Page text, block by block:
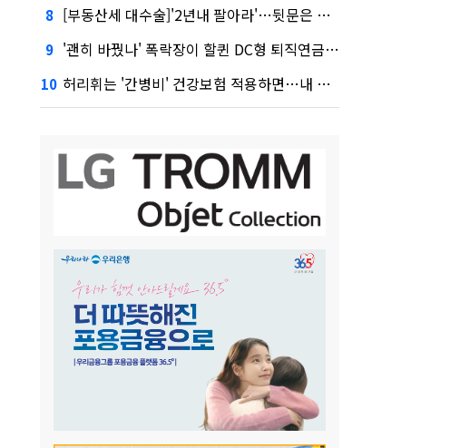
8 [부동산세 대수술]'2년내 팔아라'…뒷문은 열었다
9 '괜히 바꿨나' 폭락장이 할퀸 DC형 퇴직연금…전문가 조언은
10 허리휘는 '간병비' 건강보험 적용하면…내 간병보험은?